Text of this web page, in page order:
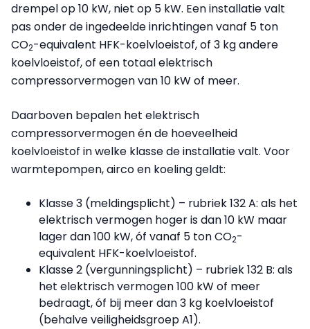
drempel op 10 kW, niet op 5 kW. Een installatie valt
pas onder de ingedeelde inrichtingen vanaf 5 ton
CO2-equivalent HFK-koelvloeistof, of 3 kg andere
koelvloeistof, of een totaal elektrisch
compressorvermogen van 10 kW of meer.
Daarboven bepalen het elektrisch
compressorvermogen én de hoeveelheid
koelvloeistof in welke klasse de installatie valt. Voor
warmtepompen, airco en koeling geldt:
Klasse 3 (meldingsplicht) – rubriek 132 A: als het
elektrisch vermogen hoger is dan 10 kW maar
lager dan 100 kW, óf vanaf 5 ton CO2-
equivalent HFK-koelvloeistof.
Klasse 2 (vergunningsplicht) – rubriek 132 B: als
het elektrisch vermogen 100 kW of meer
bedraagt, óf bij meer dan 3 kg koelvloeistof
(behalve veiligheidsgroep A1).